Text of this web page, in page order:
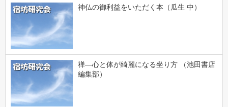
神仏の御利益をいただく本（瓜生 中）
禅―心と体が綺麗になる坐り方 （池田書店
編集部）